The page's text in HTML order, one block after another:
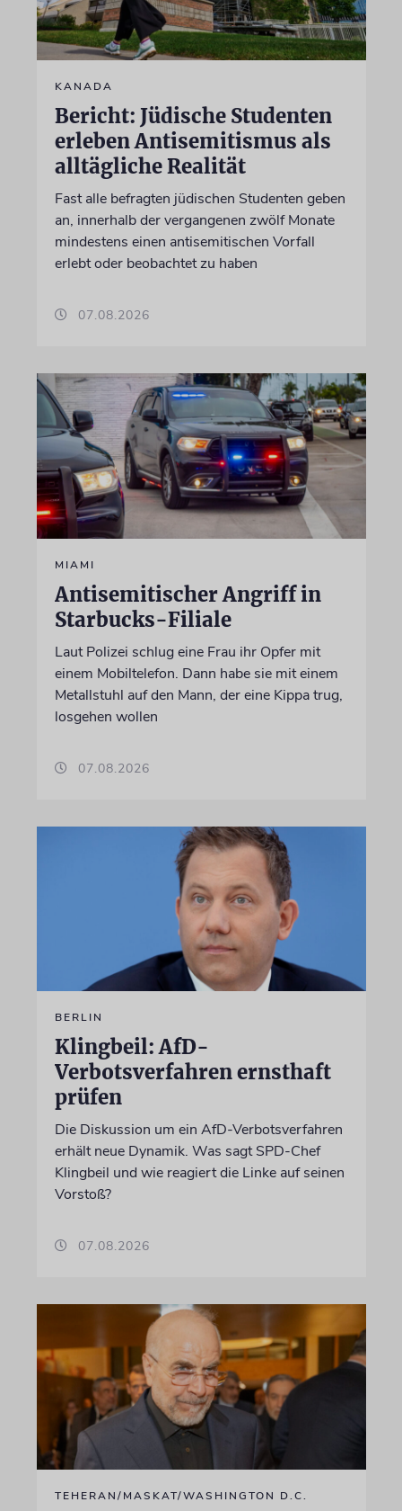
KANADA
Bericht: Jüdische Studenten
erleben Antisemitismus als
alltägliche Realität
Fast alle befragten jüdischen Studenten geben
an, innerhalb der vergangenen zwölf Monate
mindestens einen antisemitischen Vorfall
erlebt oder beobachtet zu haben
07.08.2026
MIAMI
Antisemitischer Angriff in
Starbucks-Filiale
Laut Polizei schlug eine Frau ihr Opfer mit
einem Mobiltelefon. Dann habe sie mit einem
Metallstuhl auf den Mann, der eine Kippa trug,
losgehen wollen
07.08.2026
BERLIN
Klingbeil: AfD-
Verbotsverfahren ernsthaft
prüfen
Die Diskussion um ein AfD-Verbotsverfahren
erhält neue Dynamik. Was sagt SPD-Chef
Klingbeil und wie reagiert die Linke auf seinen
Vorstoß?
07.08.2026
TEHERAN/MASKAT/WASHINGTON D.C.